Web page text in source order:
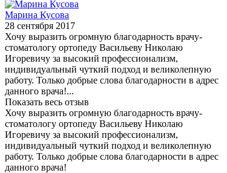
Марина Кусова
28 сентября 2017
Хочу выразить огромную благодарность врачу-
стоматологу ортопеду Васильеву Николаю
Игоревичу за высокий профессионализм,
индивидуальный чуткий подход и великолепную
работу. Только добрые слова благодарности в адрес
данного врача!...
Показать весь отзыв
Хочу выразить огромную благодарность врачу-
стоматологу ортопеду Васильеву Николаю
Игоревичу за высокий профессионализм,
индивидуальный чуткий подход и великолепную
работу. Только добрые слова благодарности в адрес
данного врача!